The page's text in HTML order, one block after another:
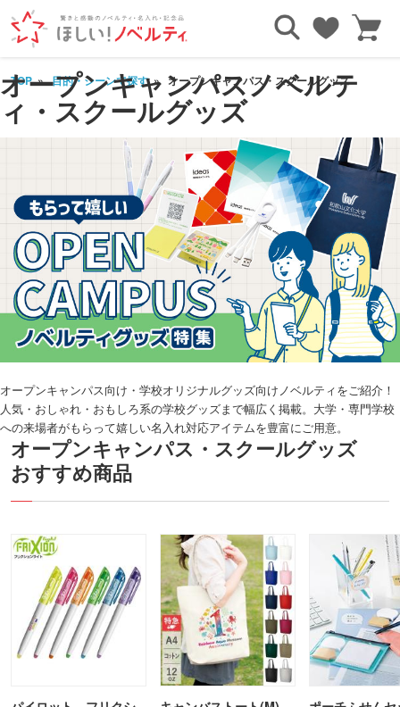
TOP 目的・シーンで探す オープンキャンパス・スクールグッズ
オープンキャンパスノベルテ
ィ・スクールグッズ
オープンキャンパス向け・学校オリジナルグッズ向けノベルティをご紹介！
人気・おしゃれ・おもしろ系の学校グッズまで幅広く掲載。大学・専門学校
への来場者がもらって嬉しい名入れ対応アイテムを豊富にご用意。
オープンキャンパス・スクールグッズ
おすすめ商品